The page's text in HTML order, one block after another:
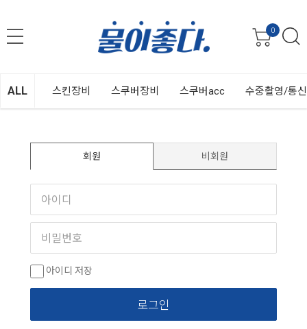
0
ALL 스킨장비 스쿠버장비 스쿠버acc 수중촬영/통
회원 비회원
아이디 저장
로그인